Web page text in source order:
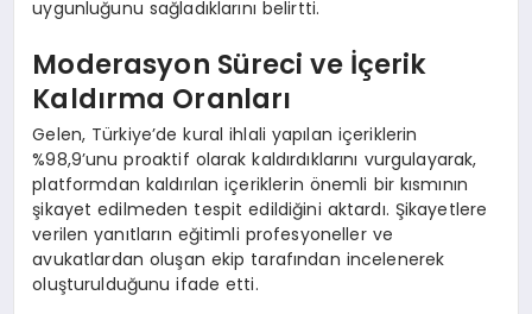
uygunluğunu sağladıklarını belirtti.
Moderasyon Süreci ve İçerik
Kaldırma Oranları
Gelen, Türkiye’de kural ihlali yapılan içeriklerin
%98,9’unu proaktif olarak kaldırdıklarını vurgulayarak,
platformdan kaldırılan içeriklerin önemli bir kısmının
şikayet edilmeden tespit edildiğini aktardı. Şikayetlere
verilen yanıtların eğitimli profesyoneller ve
avukatlardan oluşan ekip tarafından incelenerek
oluşturulduğunu ifade etti.